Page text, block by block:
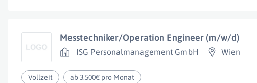
Messtechniker/Operation Engineer (m/w/d)
ISG Personalmanagement GmbH Wien
Vollzeit ab 3.500€ pro Monat